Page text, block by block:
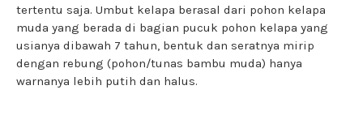
tertentu saja. Umbut kelapa berasal dari pohon kelapa
muda yang berada di bagian pucuk pohon kelapa yang
usianya dibawah 7 tahun, bentuk dan seratnya mirip
dengan rebung (pohon/tunas bambu muda) hanya
warnanya lebih putih dan halus.